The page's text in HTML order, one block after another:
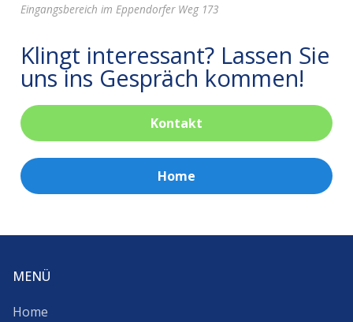
Eingangsbereich im Eppendorfer Weg 173
Klingt interessant? Lassen Sie
uns ins Gespräch kommen!
Kontakt
Home
MENÜ
Home